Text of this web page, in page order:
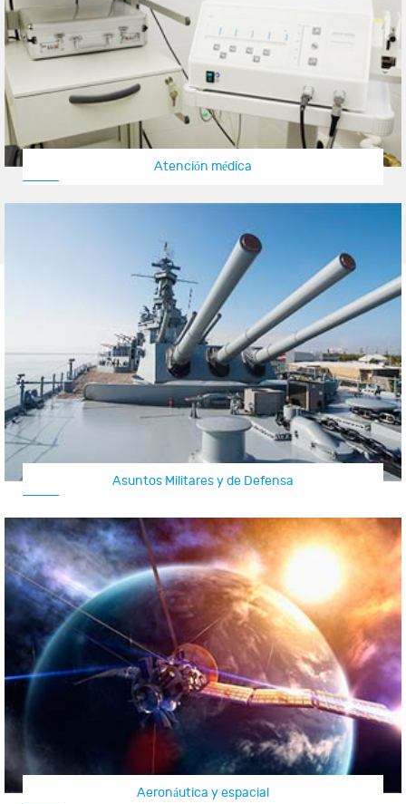
Atención médica
Asuntos Militares y de Defensa
Aeronaves / aviones no tripulados